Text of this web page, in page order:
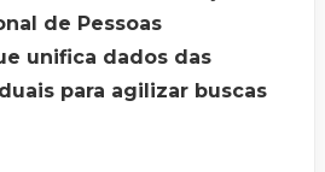
de Pessoas
unifica dados das
para agilizar buscas